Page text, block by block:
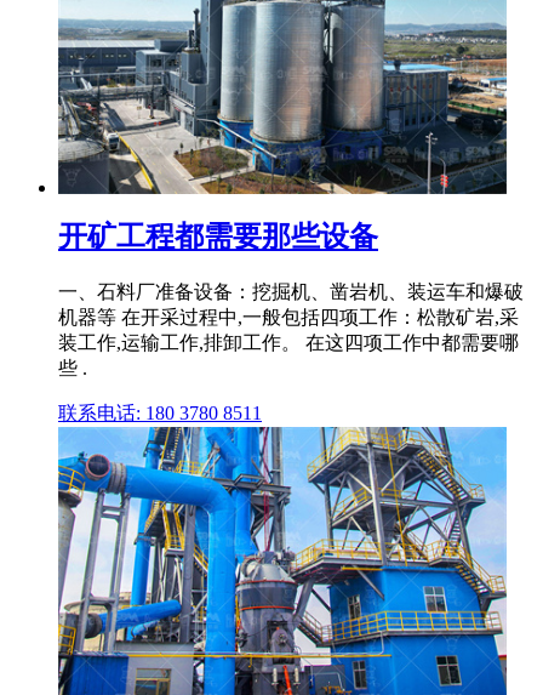
开矿工程都需要那些设备
一、石料厂准备设备：挖掘机、凿岩机、装运车和爆破
机器等 在开采过程中,一般包括四项工作：松散矿岩,采
装工作,运输工作,排卸工作。 在这四项工作中都需要哪
些 .
联系电话: 180 3780 8511